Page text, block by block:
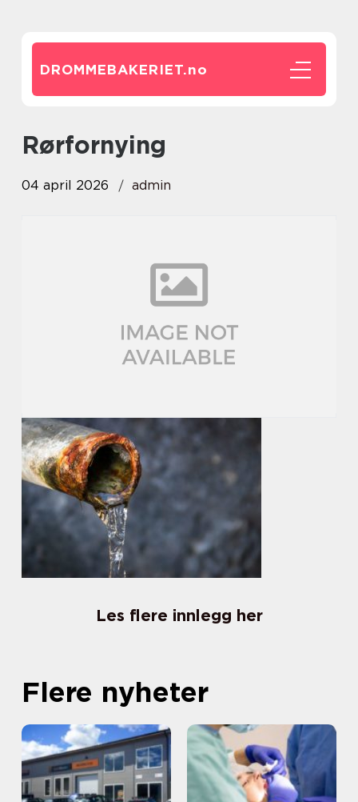
DROMMEBAKERIET.no
rørfornying
04 april 2026 admin
Les flere innlegg her
Flere nyheter